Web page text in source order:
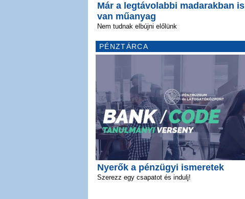
Már a legtávolabbi madarakban is
van műanyag
Nem tudnak elbújni előlünk
PÉNZTÁRCA
Nyerők a pénzügyi ismeretek
Szerezz egy csapatot és indulj!